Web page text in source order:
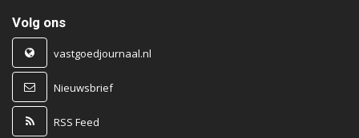
Volg ons
vastgoedjournaal.nl
Nieuwsbrief
RSS Feed